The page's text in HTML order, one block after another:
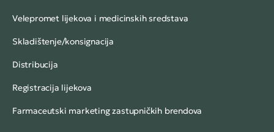
Velepromet lijekova i medicinskih sredstava
Skladištenje/konsignacija
Distribucija
Registracija lijekova
Farmaceutski marketing zastupničkih brendova